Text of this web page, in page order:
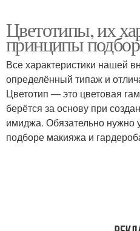
Цветотипы, их
принципы
Все характеристики нашей
определённый типаж и
Цветотип — это цветовая
берётся за основу при
имиджа. Обязательно нужно
подборе макияжа и